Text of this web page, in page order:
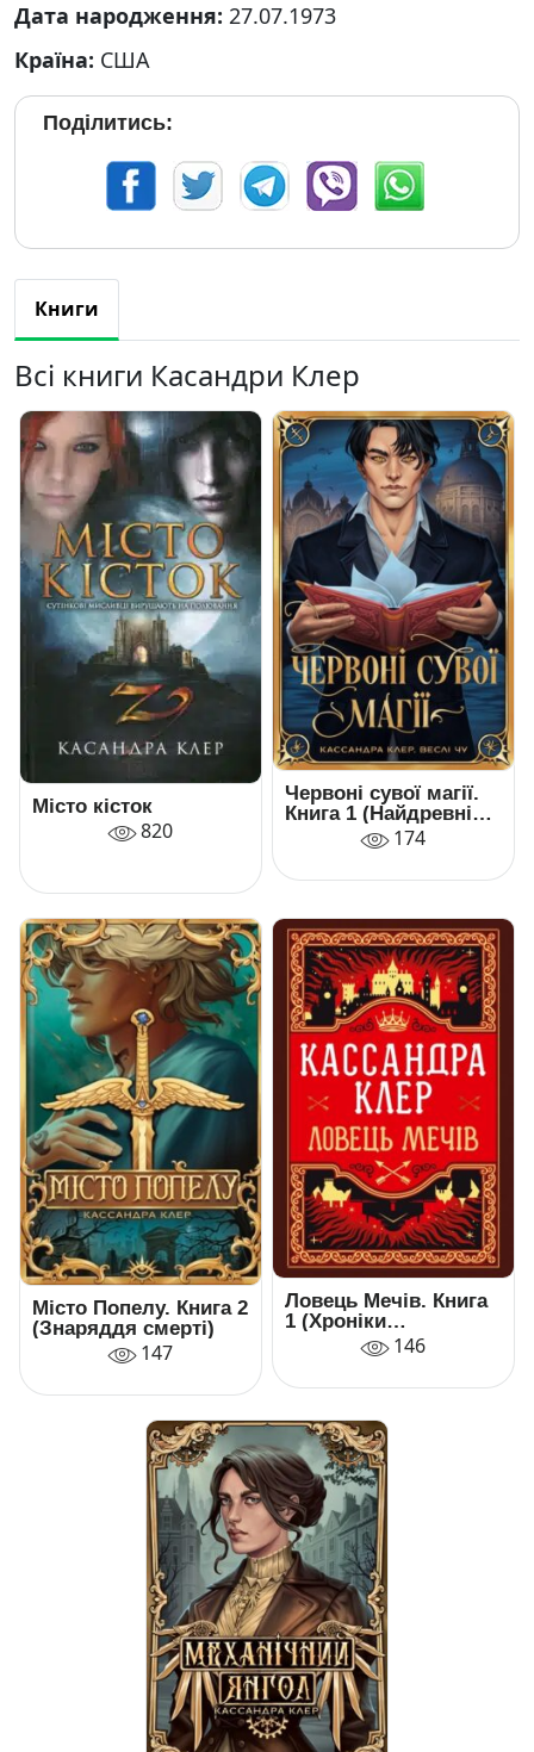
Дата народження: 27.07.1973
Країна: США
Поділитись:
Книги
Всі книги Касандри Клер
Місто кісток
820
Червоні сувої магії.
Книга 1 (Найдревніші
прокляття)174
Місто Попелу. Книга 2
(Знаряддя смерті)
147
Ловець Мечів. Книга
1 (Хроніки
Кастеллану)146